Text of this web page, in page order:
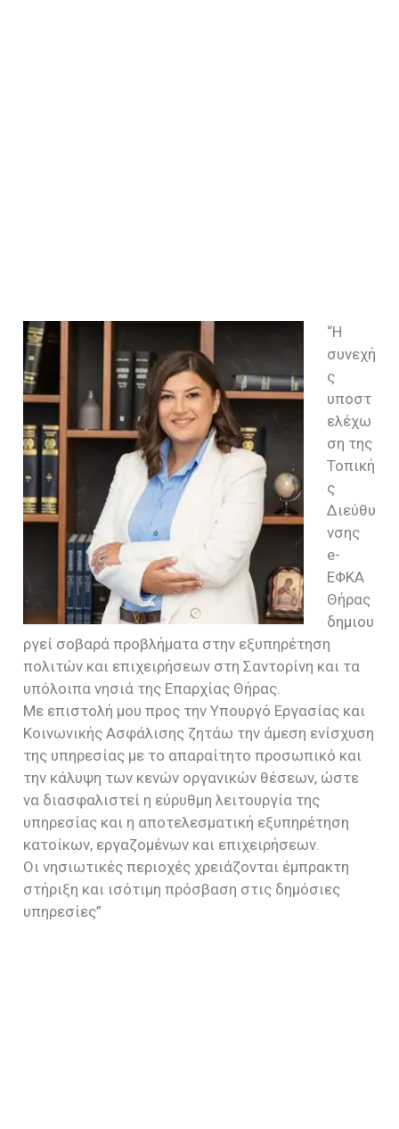
“Η
συνεχή
ς
υποστ
ελέχω
ση της
Τοπική
ς
Διεύθυ
νσης
e-
ΕΦΚΑ
Θήρας
δημιου
ργεί σοβαρά προβλήματα στην εξυπηρέτηση
πολιτών και επιχειρήσεων στη Σαντορίνη και τα
υπόλοιπα νησιά της Επαρχίας Θήρας.
Με επιστολή μου προς την Υπουργό Εργασίας και
Κοινωνικής Ασφάλισης ζητάω την άμεση ενίσχυση
της υπηρεσίας με το απαραίτητο προσωπικό και
την κάλυψη των κενών οργανικών θέσεων, ώστε
να διασφαλιστεί η εύρυθμη λειτουργία της
υπηρεσίας και η αποτελεσματική εξυπηρέτηση
κατοίκων, εργαζομένων και επιχειρήσεων.
Οι νησιωτικές περιοχές χρειάζονται έμπρακτη
στήριξη και ισότιμη πρόσβαση στις δημόσιες
υπηρεσίες”